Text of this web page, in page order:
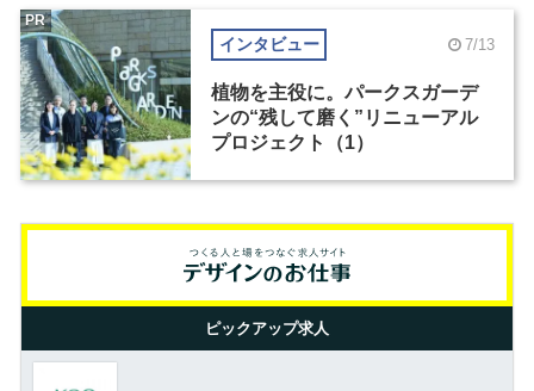
インタビュー 7/13
植物を主役に。パークスガーデ
ンの“残して磨く”リニューアル
プロジェクト（1）
PR
ピックアップ求人